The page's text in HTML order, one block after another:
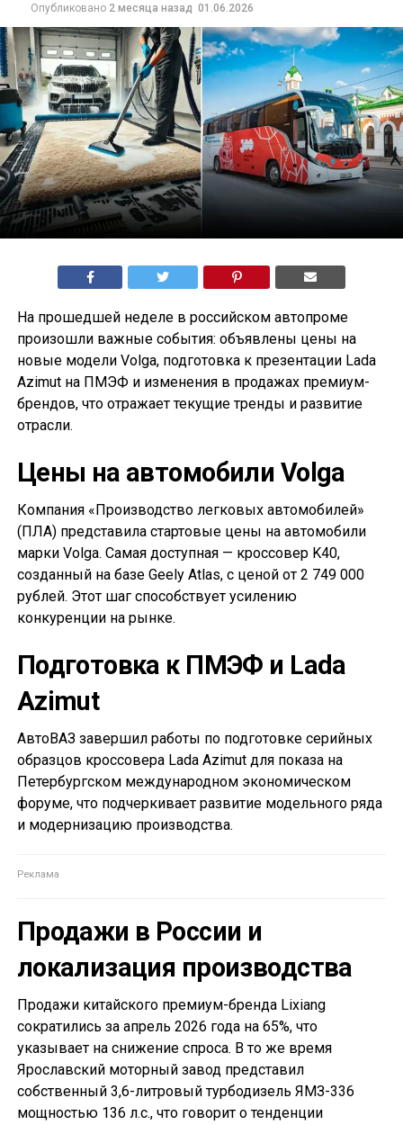
Опубликовано 2 месяца назад 01.06.2026
На прошедшей неделе в российском автопроме
произошли важные события: объявлены цены на
новые модели Volga, подготовка к презентации Lada
Azimut на ПМЭФ и изменения в продажах премиум-
брендов, что отражает текущие тренды и развитие
отрасли.
Цены на автомобили Volga
Компания «Производство легковых автомобилей»
(ПЛА) представила стартовые цены на автомобили
марки Volga. Самая доступная — кроссовер K40,
созданный на базе Geely Atlas, с ценой от 2 749 000
рублей. Этот шаг способствует усилению
конкуренции на рынке.
Подготовка к ПМЭФ и Lada
Azimut
АвтоВАЗ завершил работы по подготовке серийных
образцов кроссовера Lada Azimut для показа на
Петербургском международном экономическом
форуме, что подчеркивает развитие модельного ряда
и модернизацию производства.
Продажи в России и
локализация производства
Продажи китайского премиум-бренда Lixiang
сократились за апрель 2026 года на 65%, что
указывает на снижение спроса. В то же время
Ярославский моторный завод представил
собственный 3,6-литровый турбодизель ЯМЗ-336
мощностью 136 л.с., что говорит о тенденции